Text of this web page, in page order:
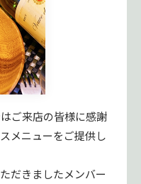
ご来店の皆様に感謝
メニューをご提供し
だきましたメンバー